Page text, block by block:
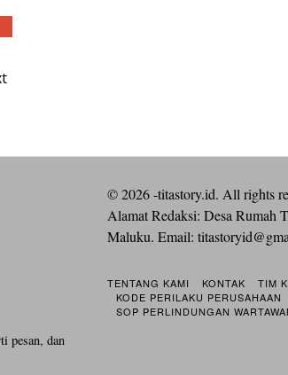
pesan, dan
©2026-titastory.id. All rights
Alamat Redaksi: Desa
Maluku. Email:
TENTANG KAMI KONTAK
TIM
KODE PERILAKU PERUSAHAAN
SOP PERLINDUNGAN